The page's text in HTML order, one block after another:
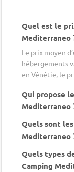
Quel est le
Mediterraneo
Le prix moyen
hébergements
en Vénétie, le
Qui propose
Mediterraneo
Quels sont
Mediterraneo
Quels types
Camping